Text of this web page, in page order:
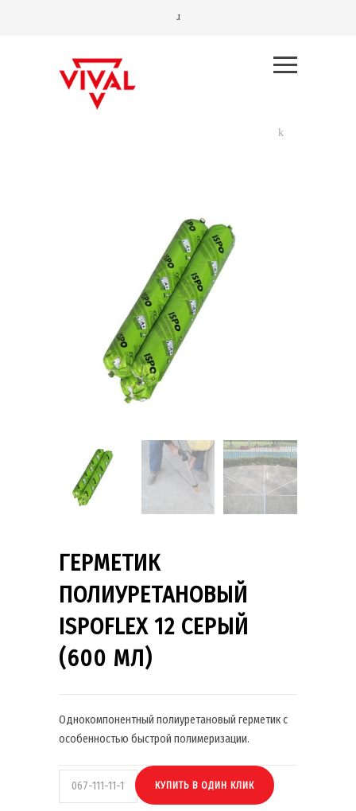
ГЕРМЕТИК
ПОЛИУРЕТАНОВЫЙ
ISPOFLEX 12 СЕРЫЙ
(600 МЛ)
Однокомпонентный полиуретановый герметик с
особенностью быстрой полимеризации.